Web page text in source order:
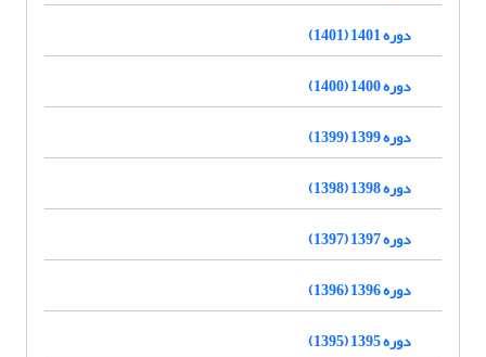
دوره 1401 (1401)
دوره 1400 (1400)
دوره 1399 (1399)
دوره 1398 (1398)
دوره 1397 (1397)
دوره 1396 (1396)
دوره 1395 (1395)